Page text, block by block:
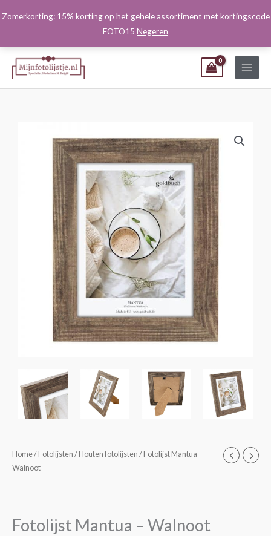
Zomerkorting: 15% korting op het gehele assortiment met kortingscode
FOTO15 Negeren
naar
Home/ Fotolijsten / Houten fotolijsten / Fotolijst Mantua –
Walnoot
Fotolijst Mantua – Walnoot
Prijsklasse:
€9,90
Fotolijst
Mantua